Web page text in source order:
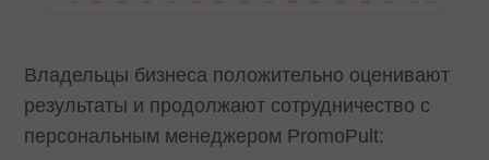
Владельцы бизнеса положительно оценивают
результаты и продолжают сотрудничество с
персональным менеджером PromoPult: